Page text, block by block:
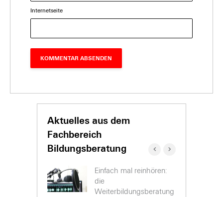
Internetseite
Aktuelles aus dem
Fachbereich
Bildungsberatung
Einfach mal reinhören:
die
Weiterbildungsberatung